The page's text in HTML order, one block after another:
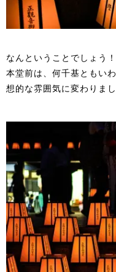
なんということでしょう！
本堂前は、何千基ともい
想的な雰囲気に変わりまし